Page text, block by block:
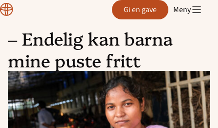
Hopp
innhold
Normisjon Gi en gave Meny
– Endelig kan barna
mine puste fritt